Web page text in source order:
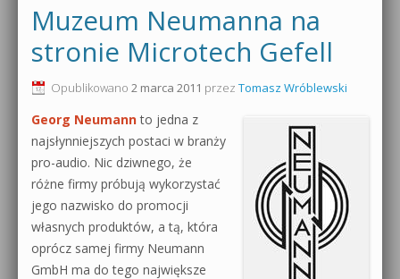
Muzeum Neumanna na
stronie Microtech Gefell
Opublikowano 2 marca 2011 przez Tomasz Wróblewski
Georg Neumannto jedna z
najsłynniejszych postaci w branży
pro-audio. Nic dziwnego, że
różne firmy próbują wykorzystać
jego nazwisko do promocji
własnych produktów, a tą, która
oprócz samej firmy Neumann
GmbH ma do tego największe